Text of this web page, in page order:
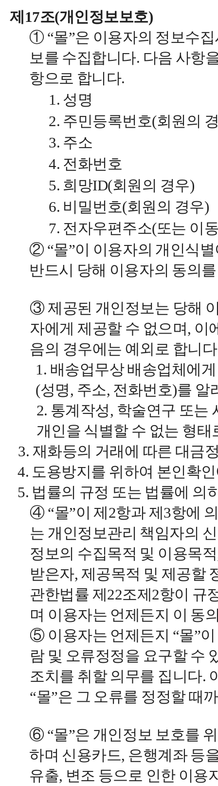
제17조(개인정보보호)
① “몰”은 이용자의 정보수
보를 수집합니다. 다음 사항
항으로 합니다.
1. 성명
2. 주민등록번호(회원의
3. 주소
4. 전화번호
5. 희망ID(회원의 경우)
6. 비밀번호(회원의 경우)
7. 전자우편주소(또는 이
② “몰”이 이용자의 개인식
반드시 당해 이용자의 동의
③ 제공된 개인정보는 당해
자에게 제공할 수 없으며, 이
음의 경우에는 예외로 합니
1. 배송업무상 배송업체에
(성명, 주소, 전화번호)를 알
2. 통계작성, 학술연구 또는
개인을 식별할 수 없는 형
3. 재화등의 거래에 따른 대금
4. 도용방지를 위하여 본인확
5. 법률의 규정 또는 법률에 의
④ “몰”이 제2항과 제3항에
는 개인정보관리 책임자의
정보의 수집목적 및 이용목
받은자, 제공목적 및 제공할
관한법률 제22조제2항이 규
며 이용자는 언제든지 이 동
⑤ 이용자는 언제든지 “몰”
람 및 오류정정을 요구할 수
조치를 취할 의무를 집니다.
“몰”은 그 오류를 정정할 때
⑥ “몰”은 개인정보 보호를
하며 신용카드, 은행계좌 등
유출, 변조 등으로 인한 이용